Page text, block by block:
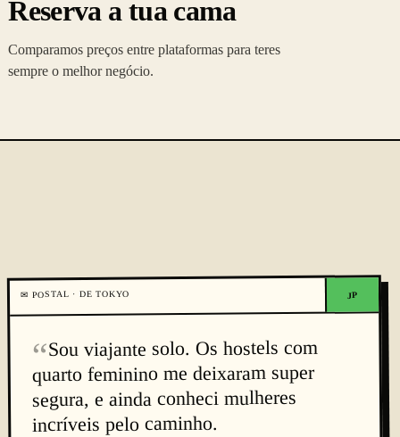
Reserva a tua cama
Comparamos preços entre plataformas para teres
sempre o melhor negócio.
✉ POSTAL · DE TOKYO JP
“Sou viajante solo. Os hostels com
quarto feminino me deixaram super
segura, e ainda conheci mulheres
incríveis pelo caminho.